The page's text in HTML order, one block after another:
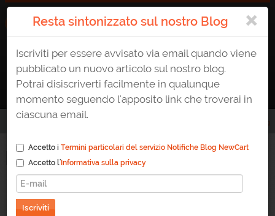
ATTIVA UN E-SHOP 0823 1765307 AREA CLIENTE
Blog
×
Resta sintonizzato sul nostro Blog
Iscriviti per essere avvisato via email quando viene
pubblicato un nuovo articolo sul nostro blog.
Potrai disiscriverti facilmente in qualunque
momento seguendo l'apposito link che troverai in
ciascuna email.
Accetto i Termini particolari del servizio Notifiche Blog NewCart
Accetto l' Informativa sulla privacy
Iscriviti